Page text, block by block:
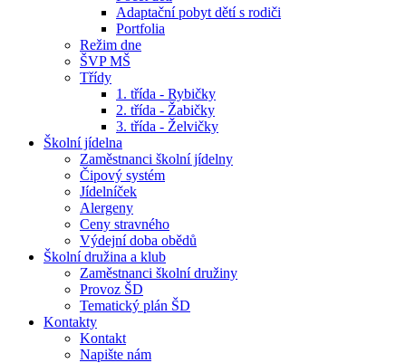
Adaptační pobyt dětí s rodiči
Portfolia
Režim dne
ŠVP MŠ
Třídy
1. třída - Rybičky
2. třída - Žabičky
3. třída - Želvičky
Školní jídelna
Zaměstnanci školní jídelny
Čipový systém
Jídelníček
Alergeny
Ceny stravného
Výdejní doba obědů
Školní družina a klub
Zaměstnanci školní družiny
Provoz ŠD
Tematický plán ŠD
Kontakty
Kontakt
Napište nám